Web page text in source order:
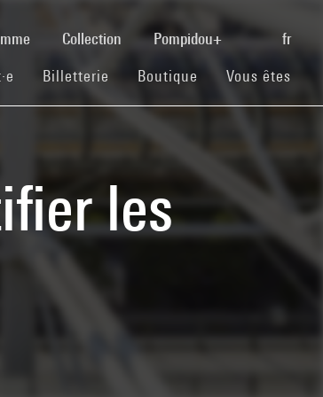
Collection Pompidou+ fr
(current)
Billetterie (current)
Boutique (current)
Vous êtes
les